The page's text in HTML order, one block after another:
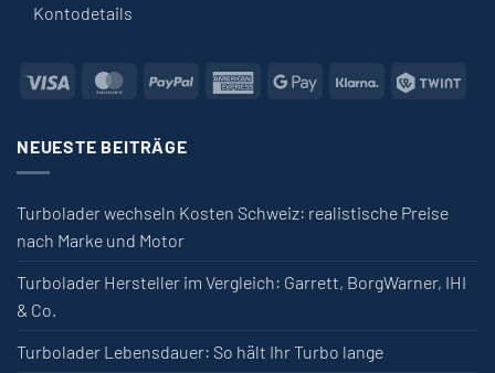
Kontodetails
Visa MasterCardPayPal American Express
Google PayKlarna
NEUESTE BEITRÄGE
Turbolader wechseln Kosten Schweiz: realistische Preise
nach Marke und Motor
Turbolader Hersteller im Vergleich: Garrett, BorgWarner, IHI
& Co.
Turbolader Lebensdauer: So hält Ihr Turbo lange